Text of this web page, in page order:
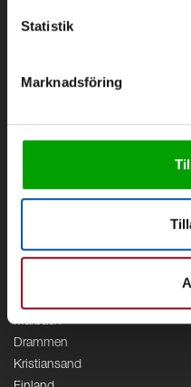
Statistik
Marknadsföring
Kontakt
Vattenförsörjning
Geoenergi
Cirkulation
Kontor
Stockholm
Marbäck
Drammen
Kristiansand